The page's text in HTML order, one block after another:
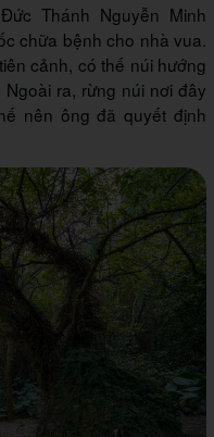
Thánh Nguyễn Minh
chữa bệnh cho nhà vua.
cảnh, có thế núi hướng
ra, rừng núi nơi đây
nên ông đã quyết định